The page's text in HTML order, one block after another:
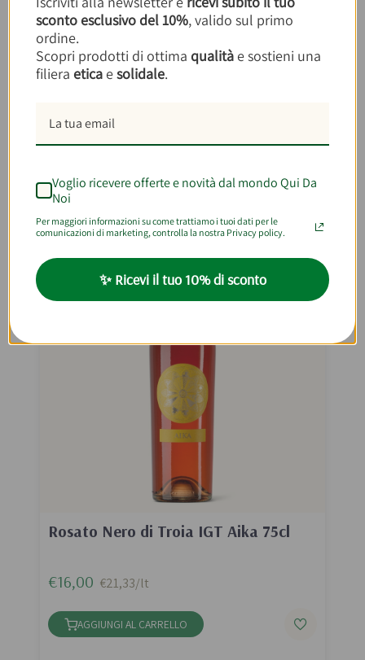
Inserisci la prima recensione per questo prodotto
Olive 210g
Rosato Nero di Troia IGT Aika 75cl
€16,00 €21,33/lt
AGGIUNGI AL CARRELLO
sconto esclusivo del 10%, valido sul primo
ordine.
Scopri prodotti di ottima qualità e sostieni una
filiera etica esolidale.
Voglio ricevere offerte e novità dal mondo Qui Da
Noi
Per maggiori informazioni su come trattiamo i tuoi dati per le
comunicazioni di marketing, controlla la nostra Privacy policy.
✨ Ricevi il tuo 10% di sconto